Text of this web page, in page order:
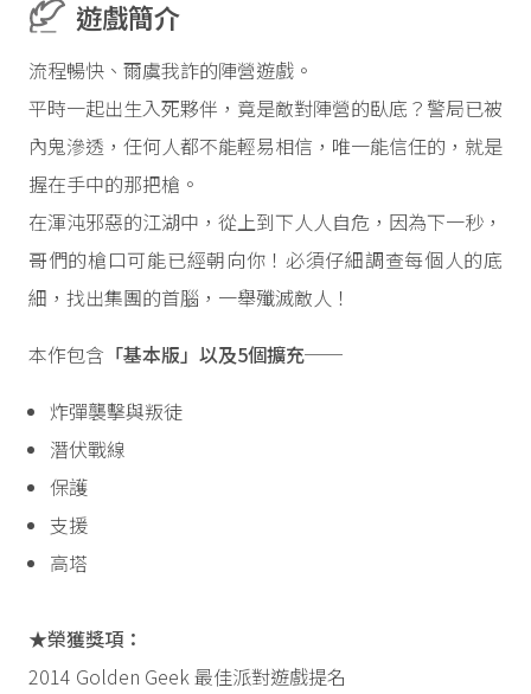
遊戲簡介
流程暢快、爾虞我詐的陣營遊戲。
平時一起出生入死夥伴，竟是敵對陣營的臥底？警局已被
內鬼滲透，任何人都不能輕易相信，唯一能信任的，就是
握在手中的那把槍。
在渾沌邪惡的江湖中，從上到下人人自危，因為下一秒，
哥們的槍口可能已經朝向你！必須仔細調查每個人的底
細，找出集團的首腦，一舉殲滅敵人！
本作包含 「基本版」以及5個擴充──
炸彈襲擊與叛徒
潛伏戰線
保護
支援
高塔
★榮獲獎項：
2014 Golden Geek 最佳派對遊戲提名